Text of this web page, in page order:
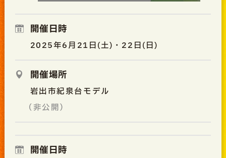
開催日時
2025年6月21日(土)・22日(日)
開催場所
岩出市紀泉台モデル
（非公開）
開催日時